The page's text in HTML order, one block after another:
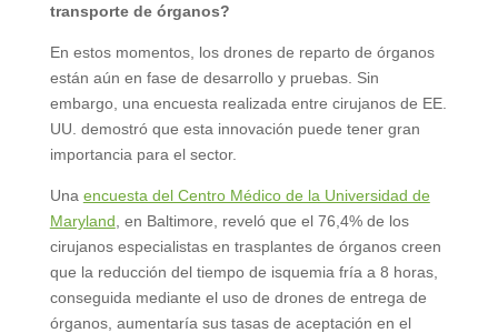
transporte de órganos?
En estos momentos, los drones de reparto de órganos
están aún en fase de desarrollo y pruebas. Sin
embargo, una encuesta realizada entre cirujanos de EE.
UU. demostró que esta innovación puede tener gran
importancia para el sector.
Una encuesta del Centro Médico de la Universidad de
Maryland , en Baltimore, reveló que el 76,4% de los
cirujanos especialistas en trasplantes de órganos creen
que la reducción del tiempo de isquemia fría a 8 horas,
conseguida mediante el uso de drones de entrega de
órganos, aumentaría sus tasas de aceptación en el